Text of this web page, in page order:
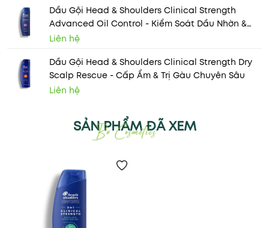
Dầu Gội Head & Shoulders Clinical Strength
Advanced Oil Control - Kiểm Soát Dầu Nhờn &
Đặc Trị Gàu
Liên hệ
Dầu Gội Head & Shoulders Clinical Strength Dry
Scalp Rescue - Cấp Ẩm & Trị Gàu Chuyên Sâu
Liên hệ
SẢN PHẨM ĐÃ XEM